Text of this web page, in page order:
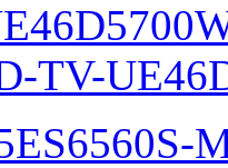
TV-